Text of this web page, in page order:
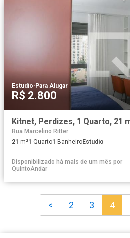
Estudio·Para Alugar
R$ 2.800
Kitnet, Perdizes, 1 Quarto, 21
Rua Marcelino Ritter
21 m²1 Quarto1 BanheiroEstudio
Disponibilizado há mais de um mês por
QuintoAndar
< 2 3 4